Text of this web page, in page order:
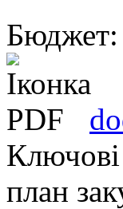
Бюджет:
Ключові
план